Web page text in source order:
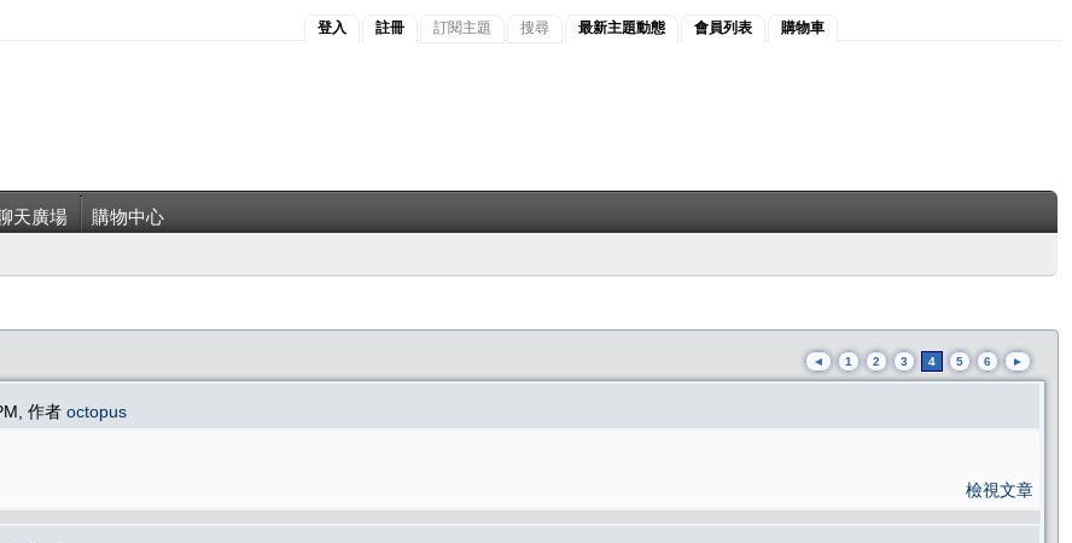
登入 註冊 訂閱主題 搜尋 最新主題動態 會員列表 購物車
天廣場 購物中心
◄ 1 2 3 4 5 6 ►
作者 octopus
檢視文章